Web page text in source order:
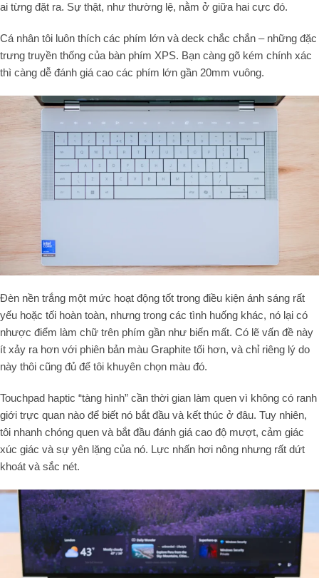
ai từng đặt ra. Sự thật, như thường lệ, nằm ở giữa hai cực đó.
Cá nhân tôi luôn thích các phím lớn và deck chắc chắn – những đặc
trưng truyền thống của bàn phím XPS. Bạn càng gõ kém chính xác
thì càng dễ đánh giá cao các phím lớn gần 20mm vuông.
Đèn nền trắng một mức hoạt động tốt trong điều kiện ánh sáng rất
yếu hoặc tối hoàn toàn, nhưng trong các tình huống khác, nó lại có
nhược điểm làm chữ trên phím gần như biến mất. Có lẽ vấn đề này
ít xảy ra hơn với phiên bản màu Graphite tối hơn, và chỉ riêng lý do
này thôi cũng đủ để tôi khuyên chọn màu đó.
Touchpad haptic “tàng hình” cần thời gian làm quen vì không có ranh
giới trực quan nào để biết nó bắt đầu và kết thúc ở đâu. Tuy nhiên,
tôi nhanh chóng quen và bắt đầu đánh giá cao độ mượt, cảm giác
xúc giác và sự yên lặng của nó. Lực nhấn hơi nông nhưng rất dứt
khoát và sắc nét.